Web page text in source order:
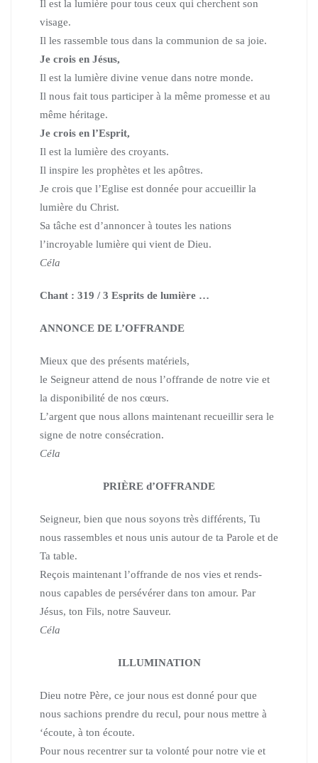
Il est la lumière pour tous ceux qui cherchent son
visage.
Il les rassemble tous dans la communion de sa joie.
Je crois en Jésus,
Il est la lumière divine venue dans notre monde.
Il nous fait tous participer à la même promesse et au
même héritage.
Je crois en l’Esprit,
Il est la lumière des croyants.
Il inspire les prophètes et les apôtres.
Je crois que l’Eglise est donnée pour accueillir la
lumière du Christ.
Sa tâche est d’annoncer à toutes les nations
l’incroyable lumière qui vient de Dieu.
Céla
Chant : 319 / 3 Esprits de lumière …
ANNONCE DE L’OFFRANDE
Mieux que des présents matériels,
le Seigneur attend de nous l’offrande de notre vie et
la disponibilité de nos cœurs.
L’argent que nous allons maintenant recueillir sera le
signe de notre consécration.
Céla
PRIÈRE d’OFFRANDE
Seigneur, bien que nous soyons très différents, Tu
nous rassembles et nous unis autour de ta Parole et de
Ta table.
Reçois maintenant l’offrande de nos vies et rends-
nous capables de persévérer dans ton amour. Par
Jésus, ton Fils, notre Sauveur.
Céla
ILLUMINATION
Dieu notre Père, ce jour nous est donné pour que
nous sachions prendre du recul, pour nous mettre à
‘écoute, à ton écoute.
Pour nous recentrer sur ta volonté pour notre vie et